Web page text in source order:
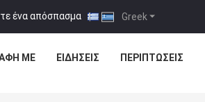
Greek
ένα απόσπασμα |
ΜΕ ΕΙΔΉΣΕΙΣ ΠΕΡΙΠΤΏΣΕΙΣ